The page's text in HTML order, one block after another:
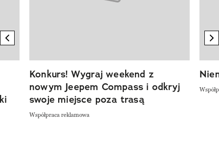
previous element
Konkurs! Wygraj weekend z
nowym Jeepem Compass i odkryj
swoje miejsce poza trasą
Współpraca reklamowa